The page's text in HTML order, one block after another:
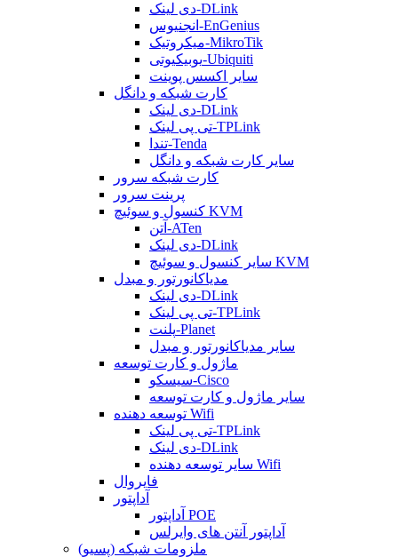
دی لینک-DLink
انجنیوس-EnGenius
میکروتیک-MikroTik
یوبیکیوتی-Ubiquiti
سایر اکسس پوینت
کارت شبکه و دانگل
دی لینک-DLink
تی پی لینک-TPLink
تندا-Tenda
سایر کارت شبکه و دانگل
کارت شبکه سرور
پرینت سرور
کنسول و سوئیچ KVM
آتن-ATen
دی لینک-DLink
سایر کنسول و سوئیچ KVM
مدیاکانورتور و مبدل
دی لینک-DLink
تی پی لینک-TPLink
پلنت-Planet
سایر مدیاکانورتور و مبدل
ماژول و کارت توسعه
سیسکو-Cisco
سایر ماژول و کارت توسعه
توسعه دهنده Wifi
تی پی لینک-TPLink
دی لینک-DLink
سایر توسعه دهنده Wifi
فایروال
آداپتور
آداپتور POE
آداپتور آنتن های وایرلس
ملزومات شبکه (پسیو)